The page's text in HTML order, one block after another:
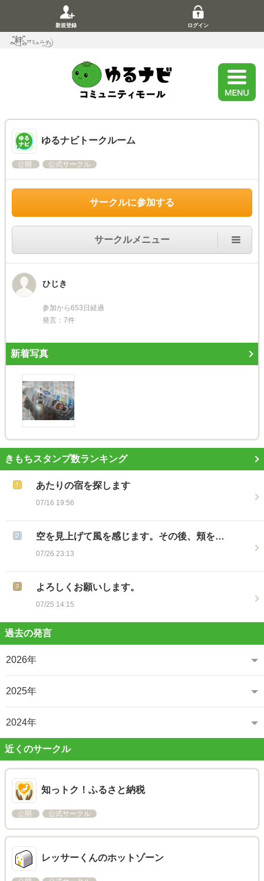
新規登録 ログイン
ゆるナビトークルーム
公開 公式サークル
サークルに参加する
サークルメニュー
ひじき
参加から653日経過
発言：7件
新着写真
きもちスタンプ数ランキング
あたりの宿を探します
07/16 19:56
空を見上げて風を感じます。その後、頬を…
07/26 23:13
よろしくお願いします。
07/25 14:15
過去の発言
2026年
2025年
2024年
近くのサークル
知っトク！ふるさと納税
公開 公式サークル
レッサーくんのホットゾーン